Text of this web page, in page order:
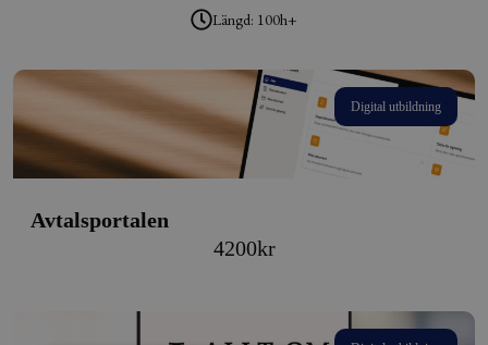
Längd: 100h+
Digital utbildning
Avtalsportalen
4200kr